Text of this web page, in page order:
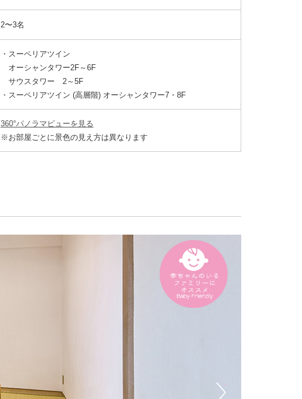
2〜3名
・スーペリアツイン
オーシャンタワー2F～6F
サウスタワー 2～5F
・スーペリアツイン (高層階) オーシャンタワー7・8F
360°パノラマビューを見る
※お部屋ごとに景色の見え方は異なります